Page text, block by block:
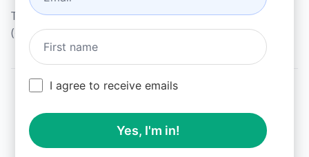
Termos de Faturamento
(en)
All logos, trademarks, and registered trademarks are the
property of their respective owners.
AIPRM and other related brand names are registered
I agree to receive emails
Yes, I'm in!